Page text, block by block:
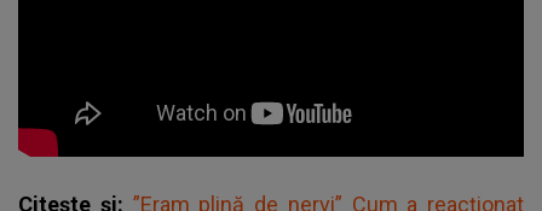
Citește și: ”Eram plină de nervi” Cum a reacționat